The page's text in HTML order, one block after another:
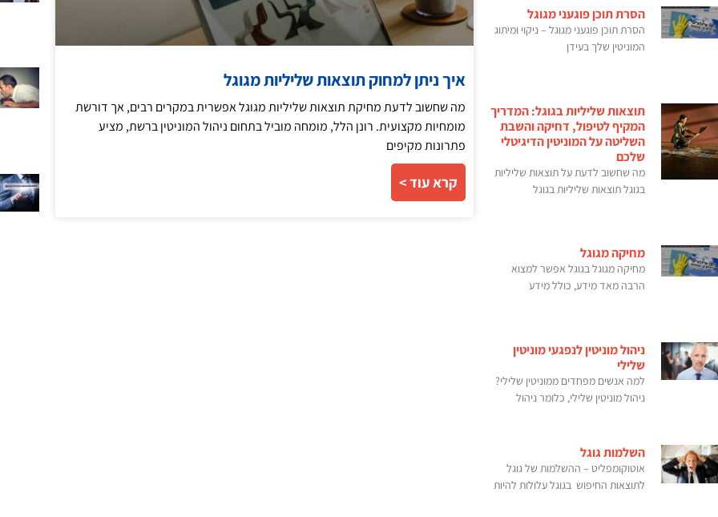
הסרת תוכן פוגעני מגוגל
הסרת תוכן פוגעני מגוגל – ניקוי ומיתוג
המוניטין שלך בעידן
תוצאות שליליות בגוגל: המדריך
המקיף לטיפול, דחיקה והשבת
השליטה על המוניטין הדיגיטלי
שלכם
מה שחשוב לדעת על תוצאות שליליות
בגוגל תוצאות שליליות בגוגל
מחיקה מגוגל
מחיקה מגוגל בגוגל אפשר למצוא
הרבה מאד מידע, כולל מידע
ניהול מוניטין לנפגעי מוניטין
שלילי
למה אנשים מפחדים ממוניטין שלילי?
ניהול מוניטין שלילי, כלומר ניהול
השלמות גוגל
אוטוקומפליט – ההשלמות של גוגל
לתוצאות החיפוש בגוגל עלולות להיות
איך ניתן למחוק תוצאות שליליות מגוגל
מה שחשוב לדעת מחיקת תוצאות שליליות מגוגל אפשרית במקרים רבים, אך דורשת
מומחיות מקצועית. רונן הלל, מומחה מוביל בתחום ניהול המוניטין ברשת, מציע
פתרונות מקיפים
קרא עוד >